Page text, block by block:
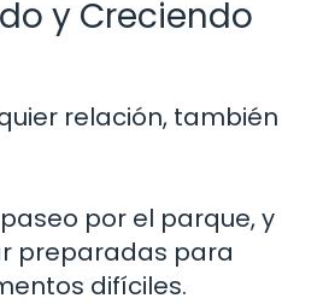
y Creciendo
relación, también
por el parque, y
preparadas para
difíciles.